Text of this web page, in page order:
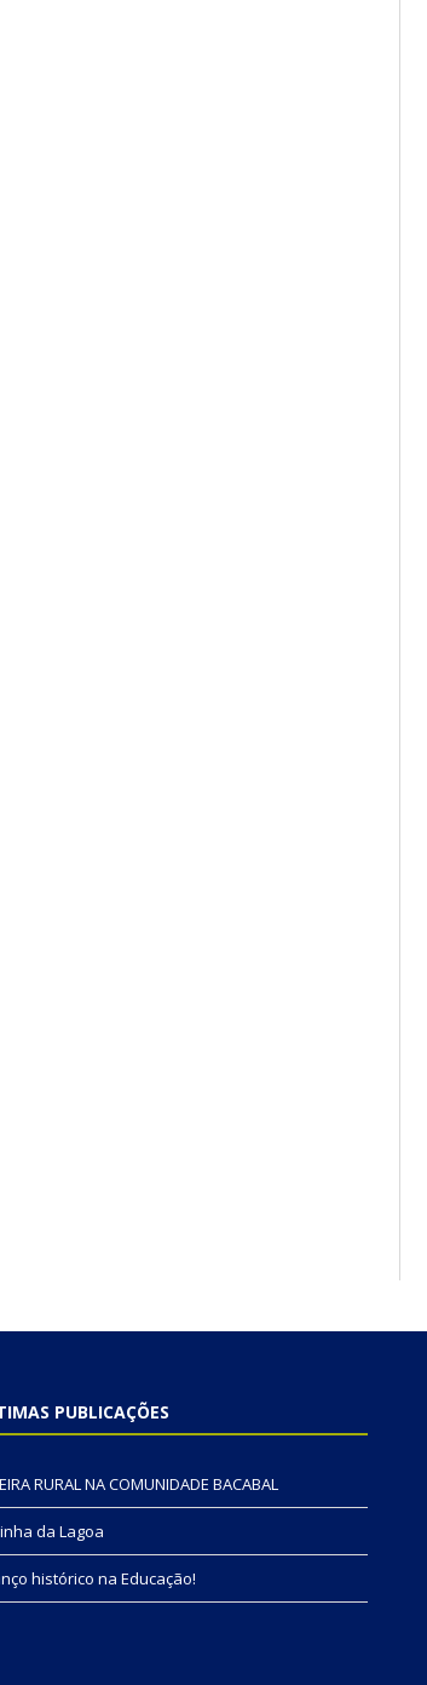
PUBLICAÇÕES
RURAL NA COMUNIDADE BACABAL
da Lagoa
histórico na Educação!